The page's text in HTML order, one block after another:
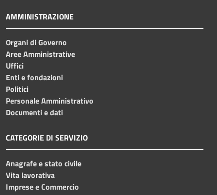
AMMINISTRAZIONE
Organi di Governo
Aree Amministrative
Uffici
Enti e fondazioni
Politici
Personale Amministrativo
Documenti e dati
CATEGORIE DI SERVIZIO
Anagrafe e stato civile
Vita lavorativa
Imprese e Commercio